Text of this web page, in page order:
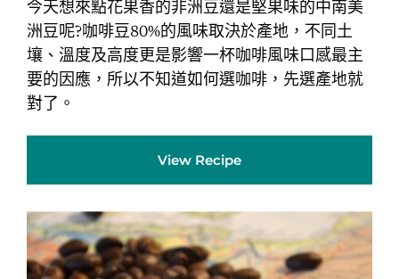
今天想來點花果香的非洲豆還是堅果味的中南美
洲豆呢?咖啡豆80%的風味取決於產地，不同土
壤、溫度及高度更是影響一杯咖啡風味口感最主
要的因應，所以不知道如何選咖啡，先選產地就
對了。
View Recipe